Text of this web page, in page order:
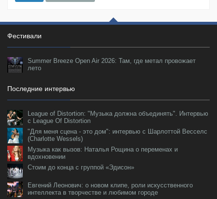
Фестивали
Summer Breeze Open Air 2026: Там, где метал провожает
лето
Последние интервью
League of Distortion: "Музыка должна объединять". Интервью
с League Of Distortion
"Для меня сцена - это дом": интервью с Шарлоттой Весселс
(Charlotte Wessels)
Музыка как вызов: Наталья Рощина о переменах и
вдохновении
Стоим до конца с группой «Эдисон»
Евгений Леонович: о новом клипе, роли искусственного
интеллекта в творчестве и любимом городе